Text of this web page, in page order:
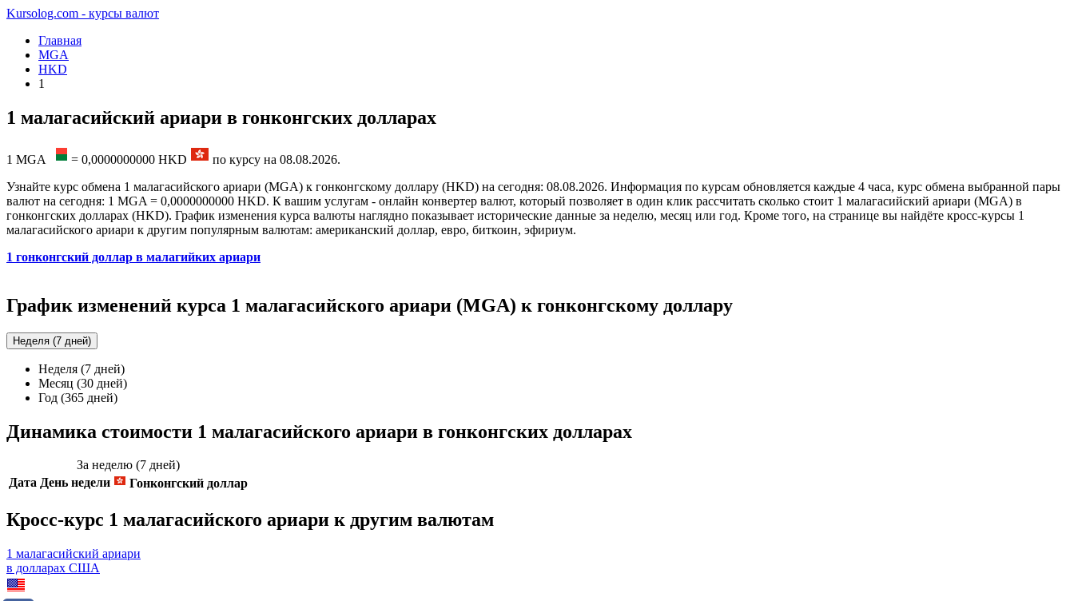
Kursolog.com - курсы валют
Главная
MGA
HKD
1
1 малагасийский ариари в гонконгских долларах
1 MGA = 0,0000000000 HKD по курсу на 08.08.2026.
Узнайте курс обмена 1 малагасийского ариари (MGA) к гонконгскому доллару (HKD) на сегодня: 08.08.2026. Информация по курсам обновляется каждые 4 часа, курс обмена выбранной пары
валют на сегодня: 1 MGA = 0,0000000000 HKD. К вашим услугам - онлайн конвертер валют, который позволяет в один клик рассчитать сколько стоит 1 малагасийский ариари (MGA) в
гонконгских долларах (HKD). График изменения курса валюты наглядно показывает исторические данные за неделю, месяц или год. Кроме того, на странице вы найдёте кросс-курсы 1
малагасийского ариари к другим популярным валютам: американский доллар, евро, биткоин, эфириум.
1 гонконгский доллар в малагийких ариари
График изменений курса 1 малагасийского ариари (MGA) к гонконгскому доллару
Неделя (7 дней)
Неделя (7 дней)
Месяц (30 дней)
Год (365 дней)
Динамика стоимости 1 малагасийского ариари в гонконгских долларах
За неделю (7 дней)
Дата День недели Гонконгский доллар
Кросс-курс 1 малагасийского ариари к другим валютам
1 малагасийский ариари
в долларах США